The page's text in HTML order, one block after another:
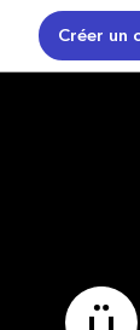
Créer un